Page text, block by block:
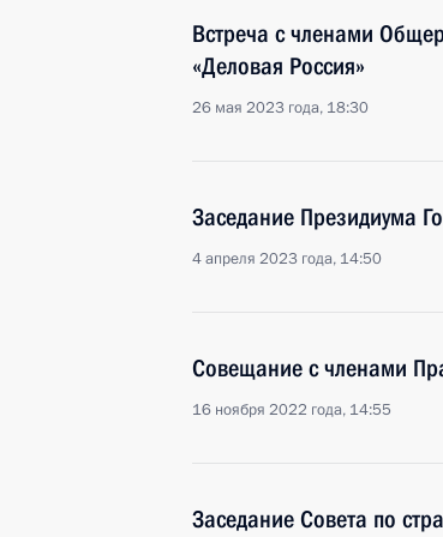
Встреча с членами
«Деловая Россия»
26 мая 2023 года, 18:30
Заседание Президиума
4 апреля 2023 года, 14:50
Совещание с членами
16 ноября 2022 года, 14:55
Заседание Совета по